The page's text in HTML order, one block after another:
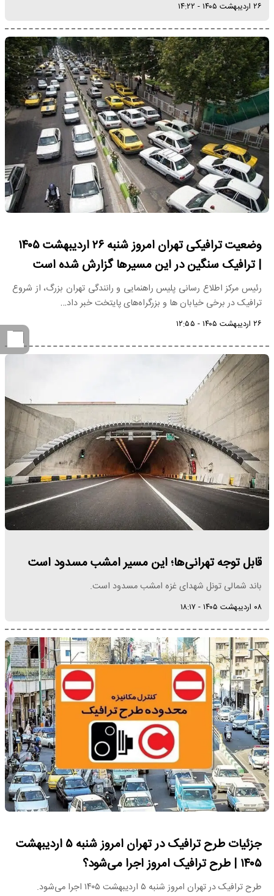
۲۶ اردیبهشت ۱۴۰۵ - ۱۴:۲۲
وضعیت ترافیکی تهران امروز شنبه ۲۶ اردیبهشت ۱۴۰۵
| ترافیک سنگین در این مسیرها گزارش شده است
رئیس مرکز اطلاع رسانی پلیس راهنمایی و رانندگی تهران بزرگ، از شروع
ترافیک در برخی خیابان ها و بزرگراه‌های پایتخت خبر داد…
۲۶ اردیبهشت ۱۴۰۵ - ۱۲:۵۵
قابل توجه تهرانی‌ها؛ این مسیر امشب مسدود است
باند شمالی تونل شهدای غزه امشب مسدود است.
۰۸ اردیبهشت ۱۴۰۵ - ۱۸:۱۷
جزئیات طرح ترافیک در تهران امروز شنبه ۵ اردیبهشت
۱۴۰۵ | طرح ترافیک امروز اجرا می‌شود؟
طرح ترافیک در تهران امروز شنبه ۵ اردیبهشت ۱۴۰۵ اجرا می‌شود.